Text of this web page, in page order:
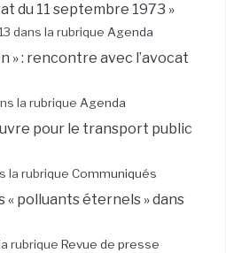
du 11 septembre 1973 »
dans la rubrique Agenda
» : rencontre avec l’avocat
la rubrique Agenda
pour le transport public
la rubrique Communiqués
« polluants éternels » dans
rubrique Revue de presse